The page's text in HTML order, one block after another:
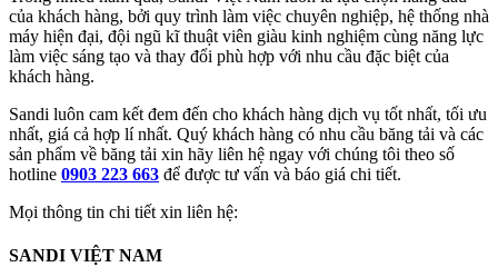
của khách hàng, bởi quy trình làm việc chuyên nghiệp, hệ thống nhà
máy hiện đại, đội ngũ kĩ thuật viên giàu kinh nghiệm cùng năng lực
làm việc sáng tạo và thay đổi phù hợp với nhu cầu đặc biệt của
khách hàng.
Sandi luôn cam kết đem đến cho khách hàng dịch vụ tốt nhất, tối ưu
nhất, giá cả hợp lí nhất. Quý khách hàng có nhu cầu băng tải và các
sản phẩm về băng tải xin hãy liên hệ ngay với chúng tôi theo số
hotline 0903 223 663 để được tư vấn và báo giá chi tiết.
Mọi thông tin chi tiết xin liên hệ:
SANDI VIỆT NAM